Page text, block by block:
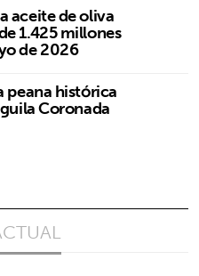
aceite de oliva
1.425 millones
de 2026
peana histórica
Coronada